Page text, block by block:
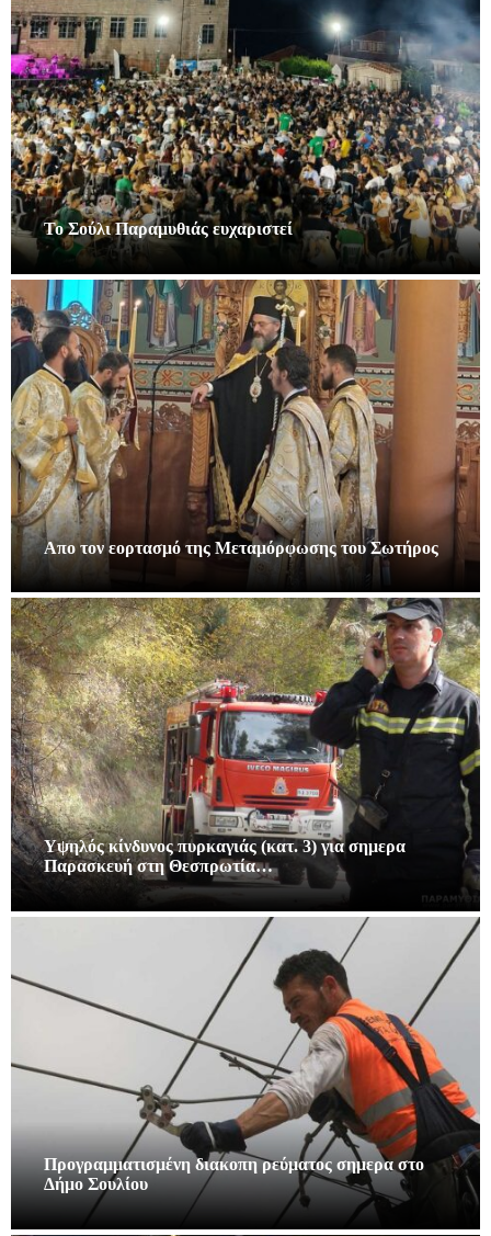
Το Σούλι Παραμυθιάς ευχαριστεί
Απο τον εορτασμό της Μεταμόρφωσης του Σωτήρος
Υψηλός κίνδυνος πυρκαγιάς (κατ. 3) για σημερα
Παρασκευή στη Θεσπρωτία…
Προγραμματισμένη διακοπη ρεύματος σημερα στο
Δήμο Σουλίου